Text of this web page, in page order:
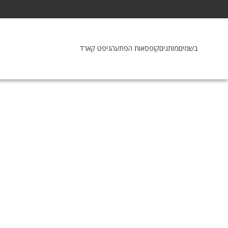
ל
ן
בשמיםמותגיםקופסאות הפתעהגיפט קארד